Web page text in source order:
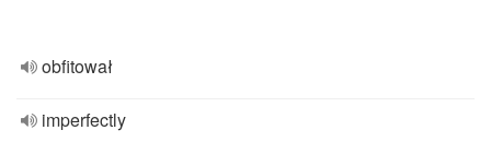
obfitował
imperfectly